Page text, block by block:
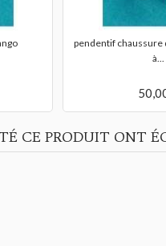
pendentif chaussure
à...
CE PRODUIT ONT